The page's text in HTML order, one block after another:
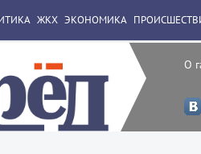
О
ЖКХ ЭКОНОМИКА